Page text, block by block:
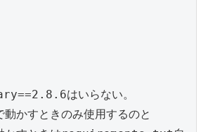
はいらない。
かすときのみ使用するのと